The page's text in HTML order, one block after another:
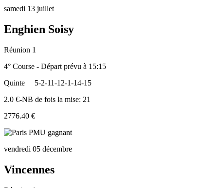
samedi 13 juillet
Enghien Soisy
Réunion 1
4° Course - Départ prévu à 15:15
Quinte
5-2-11-12-1-14-15
2.0 €-NB de fois la mise: 21
2776.40 €
vendredi 05 décembre
Vincennes